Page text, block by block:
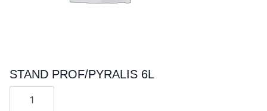
STAND PROF/PYRALIS 6L
Cantitate
STAND